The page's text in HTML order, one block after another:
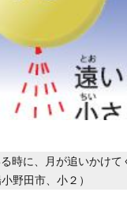
時に、月が追いかけて
野田市、小２）